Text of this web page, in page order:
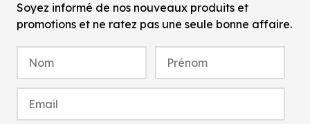
Soyez informé de nos nouveaux produits et
promotions et ne ratez pas une seule bonne affaire.